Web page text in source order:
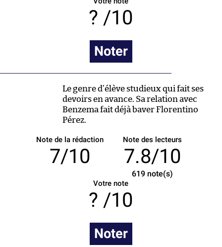
/10
Noter
Le genre d’élève studieux qui fait ses
devoirs en avance. Sa relation avec
Benzema fait déjà baver Florentino
Pérez.
Note de la rédaction
7/10
Note des lecteurs
7.8/10
619note(s)
Votre note
/10
Noter